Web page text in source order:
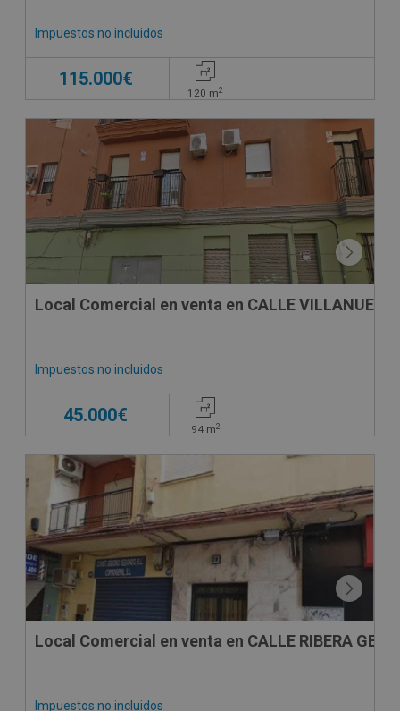
Impuestos no incluidos
115.000€
120 m2
Local Comercial en venta en CALLE VILLANUEVA
Impuestos no incluidos
45.000€
94 m2
CESIÓN DE REMATE
Local Comercial en venta en CALLE RIBERA
Impuestos no incluidos